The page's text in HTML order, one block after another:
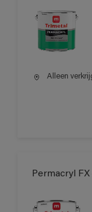
Alleen
Permacryl FX